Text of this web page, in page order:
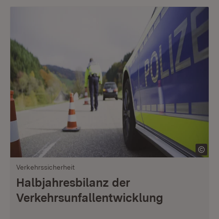
Verkehrssicherheit
Halbjahresbilanz der
Verkehrsunfallentwicklung